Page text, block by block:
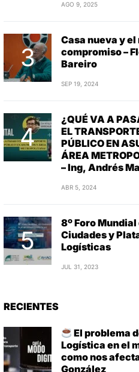
AGO 9, 2025
Casa nueva y el
compromiso –
Bareiro
SEP 19, 2024
¿QUÉ VA A
EL
PÚBLICO EN
ÁREA
– Ing, Andrés
ABR 5, 2024
8º Foro Mundial
Ciudades y
Logísticas
JUL 31, 2023
RECIENTES
El problema
Logística en el
como nos
González